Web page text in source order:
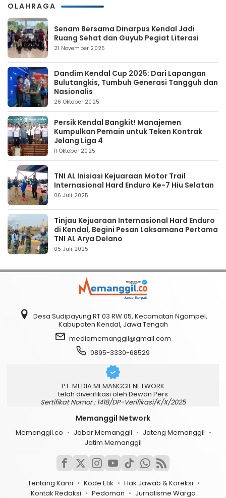
OLAHRAGA
Senam Bersama Dinarpus Kendal Jadi
Ruang Sehat dan Guyub Pegiat Literasi
21 November 2025
Dandim Kendal Cup 2025: Dari Lapangan
Bulutangkis, Tumbuh Generasi Tangguh dan
Nasionalis
26 Oktober 2025
Persik Kendal Bangkit! Manajemen
Kumpulkan Pemain untuk Teken Kontrak
Jelang Liga 4
11 Oktober 2025
TNI AL Inisiasi Kejuaraan Motor Trail
Internasional Hard Enduro Ke-7 Hiu Selatan
06 Juli 2025
Tinjau Kejuaraan Internasional Hard Enduro
di Kendal, Begini Pesan Laksamana Pertama
TNI AL Arya Delano
05 Juli 2025
Desa Sudipayung RT 03 RW 05, Kecamatan Ngampel,
Kabupaten Kendal, Jawa Tengah
mediamemanggil@gmail.com
0895-3330-68529
PT. MEDIA MEMANGGIL NETWORK
telah diverifikasi oleh Dewan Pers
Sertifikat Nomor : 1418/DP-Verifikasi/K/X/2025
Memanggil Network
Memanggil.co Jabar Memanggil
Jateng Memanggil
Jatim Memanggil
Tentang Kami Kode Etik
Hak Jawab & Koreksi
Kontak Redaksi
Pedoman Jurnalisme Warga